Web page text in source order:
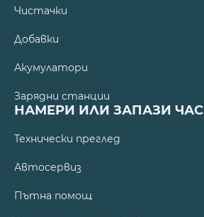
Чистачки
Добавки
Акумулатори
Зарядни станции
НАМЕРИ ИЛИ ЗАПАЗИ ЧАС
Технически преглед
Автосервиз
Пътна помощ